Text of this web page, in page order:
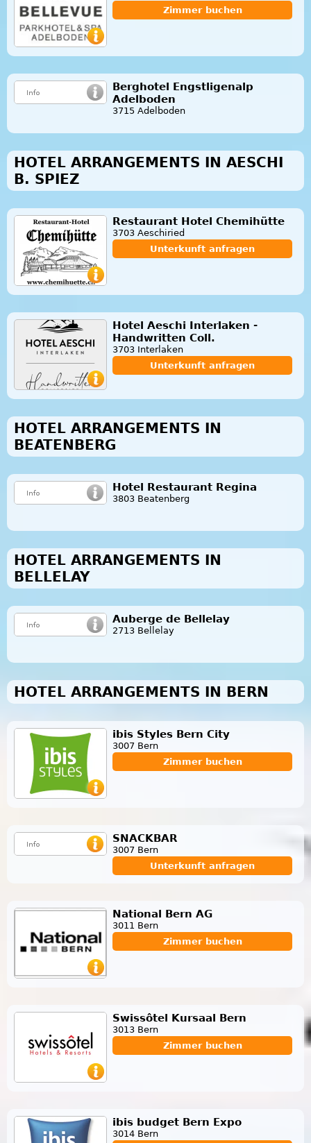
Zimmer buchen
Berghotel Engstligenalp
Adelboden
3715 Adelboden
HOTEL ARRANGEMENTS IN AESCHI
B. SPIEZ
Restaurant Hotel Chemihütte
3703 Aeschiried
Unterkunft anfragen
Hotel Aeschi Interlaken -
Handwritten Coll.
3703 Interlaken
Unterkunft anfragen
HOTEL ARRANGEMENTS IN
BEATENBERG
Hotel Restaurant Regina
3803 Beatenberg
HOTEL ARRANGEMENTS IN
BELLELAY
Auberge de Bellelay
2713 Bellelay
HOTEL ARRANGEMENTS IN BERN
ibis Styles Bern City
3007 Bern
Zimmer buchen
SNACKBAR
3007 Bern
Unterkunft anfragen
National Bern AG
3011 Bern
Zimmer buchen
Swissôtel Kursaal Bern
3013 Bern
Zimmer buchen
ibis budget Bern Expo
3014 Bern